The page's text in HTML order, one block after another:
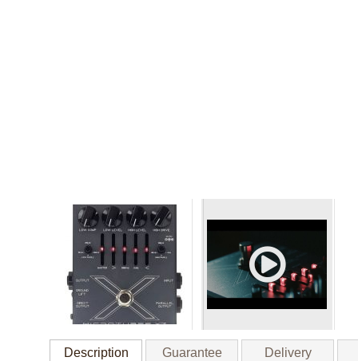
Description Guarantee Delivery